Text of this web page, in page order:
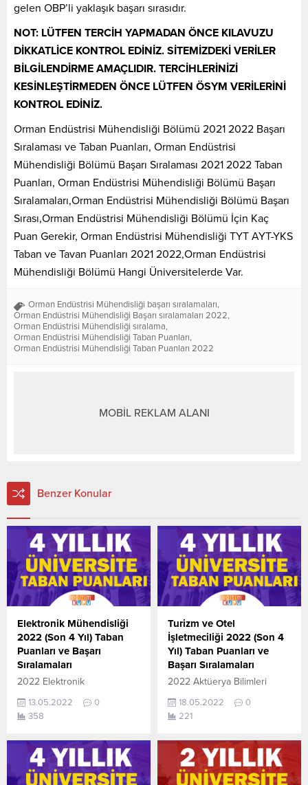
gelen OBP’li yaklaşık başarı sırasıdır.
NOT: LÜTFEN TERCİH YAPMADAN ÖNCE KILAVUZU
DİKKATLİCE KONTROL EDİNİZ. SİTEMİZDEKİ VERİLER
BİLGİLENDİRME AMAÇLIDIR. TERCİHLERİNİZİ
KESİNLEŞTİRMEDEN ÖNCE LÜTFEN ÖSYM VERİLERİNİ
KONTROL EDİNİZ.
Orman Endüstrisi Mühendisliği Bölümü 2021 2022 Başarı
Sıralaması ve Taban Puanları, Orman Endüstrisi
Mühendisliği Bölümü Başarı Sıralaması 2021 2022 Taban
Puanları, Orman Endüstrisi Mühendisliği Bölümü Başarı
Sıralamaları,Orman Endüstrisi Mühendisliği Bölümü Başarı
Sırası,Orman Endüstrisi Mühendisliği Bölümü İçin Kaç
Puan Gerekir, Orman Endüstrisi Mühendisliği TYT AYT-YKS
Taban ve Tavan Puanları 2021 2022,Orman Endüstrisi
Mühendisliği Bölümü Hangi Üniversitelerde Var.
Orman Endüstrisi Mühendisliği başarı sıralamaları,
Orman Endüstrisi Mühendisliği Başarı sıralamaları 2022,
Orman Endüstrisi Mühendisliği sıralama,
Orman Endüstrisi Mühendisliği Taban Puanları,
Orman Endüstrisi Mühendisliği Taban Puanları 2022
MOBİL REKLAM ALANI
Benzer Konular
Elektronik Mühendisliği
2022 (Son 4 Yıl) Taban
Puanları ve Başarı
Sıralamaları
2022 Elektronik
ile başarı sıralamaları
açıklandı. En güncel haline
ulaşabilirsiniz. 2022 TYT
AYT (YKS) Taban Puanları ve
Başarı Sıralamaları son 4 yıla
13.05.2022
0
358
Turizm ve Otel
İşletmeciliği 2022 (Son 4
Yıl) Taban Puanları ve
Başarı Sıralamaları
2022 Aktüerya Bilimleri
sıralamaları açıklandı. En
güncel haline aşağıdaki
TYT AYT (YKS) Taban
Puanları ve Başarı
Sıralamaları son 4 yıla ait
18.05.2022
0
221